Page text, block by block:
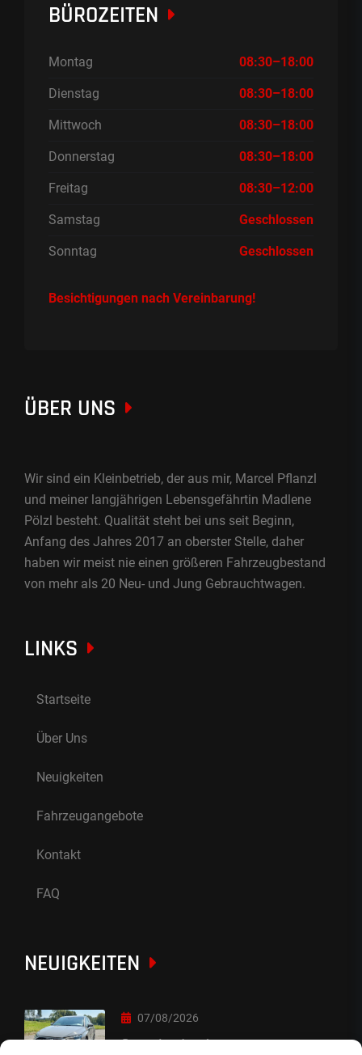
BÜROZEITEN
Montag 08:30–18:00
Dienstag 08:30–18:00
Mittwoch 08:30–18:00
Donnerstag 08:30–18:00
Freitag 08:30–12:00
Samstag Geschlossen
Sonntag Geschlossen
Besichtigungen nach Vereinbarung!
ÜBER UNS
Wir sind ein Kleinbetrieb, der aus mir, Marcel Pflanzl
und meiner langjährigen Lebensgefährtin Madlene
Pölzl besteht. Qualität steht bei uns seit Beginn,
Anfang des Jahres 2017 an oberster Stelle, daher
haben wir meist nie einen größeren Fahrzeugbestand
von mehr als 20 Neu- und Jung Gebrauchtwagen.
LINKS
Startseite
Über Uns
Neuigkeiten
Fahrzeugangebote
Kontakt
FAQ
NEUIGKEITEN
07/08/2026
Sorry Leute :-)